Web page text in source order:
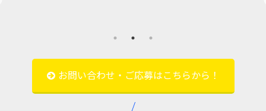
お問い合わせ・ご応募はこちらから！